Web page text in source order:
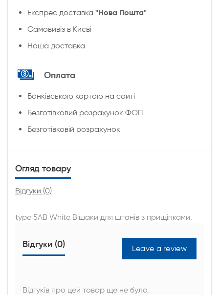
Експрес доставка "Нова Пошта"
Cамовивіз в Києві
Наша доставка
Оплата
Банківською картою на сайті
Безготівковий розрахунок ФОП
Безготівковій розрахунок
Огляд товару
Відгуки (0)
type 5АВ White Вішаки для штанів з прищіпками.
Відгуки (0) Leave a review
Відгуків про цей товар ще не було.